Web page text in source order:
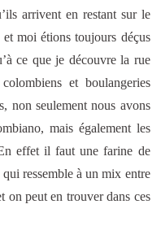
arrivent en restant sur le
moi étions toujours déçus
ce que je découvre la rue
et boulangeries
non seulement nous avons
mais également les
effet il faut une farine de
ressemble à un mix entre
on peut en trouver dans ces